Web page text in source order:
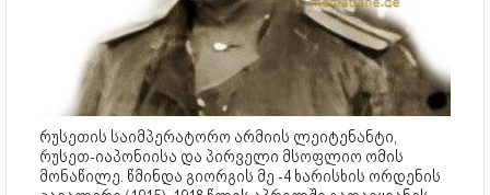
რუსეთის საიმპერატორო არმიის ლეიტენანტი,
რუსეთ-იაპონიისა და პირველი მსოფლიო ომის
მონაწილე. წმინდა გიორგის მე -4 ხარისხის ორდენის